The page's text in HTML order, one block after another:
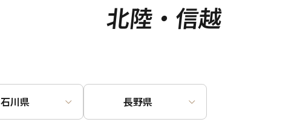
北陸・信越
石川県 長野県